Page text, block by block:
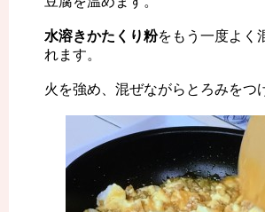
水溶きかたくり粉をもう一度よく
れます。
火を強め、混ぜながらとろみをつ